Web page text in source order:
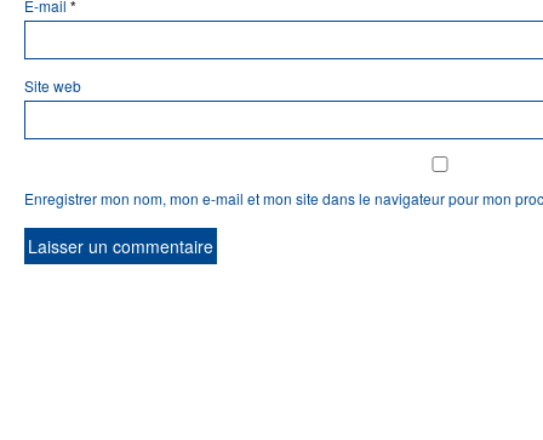
E-mail *
Site web
Enregistrer mon nom, mon e-mail et mon site dans le navigateur pour mon